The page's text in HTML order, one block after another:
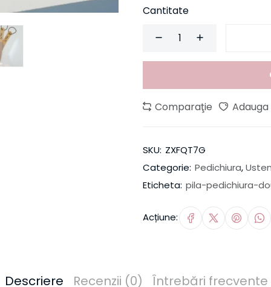
Cantitate
Comparaţie
SKU: ZXFQT7G
Categorie: Pedichiura,
Eticheta: pila-pedichiura-
Acțiune:
Descriere Recenzii (0) Întrebări frecvente